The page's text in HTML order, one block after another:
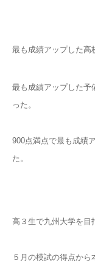
最も成績アップした高
最も成績アップした予
った。
900点満点で最も成績
た。
高３生で九州大学を目
５月の模試の得点から